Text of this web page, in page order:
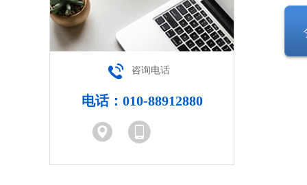
咨询电话
电话：010-88912880